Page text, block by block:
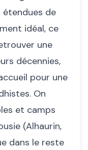
étendues de
idéal, ce
une
décennies,
pour une
On
et camps
(Alhaurin,
dans le reste